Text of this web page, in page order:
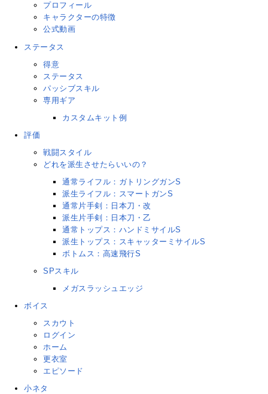
プロフィール
キャラクターの特徴
公式動画
ステータス
得意
ステータス
パッシブスキル
専用ギア
カスタムキット例
評価
戦闘スタイル
どれを派生させたらいいの？
通常ライフル：ガトリングガンS
派生ライフル：スマートガンS
通常片手剣：日本刀・改
派生片手剣：日本刀・乙
通常トップス：ハンドミサイルS
派生トップス：スキャッターミサイルS
ボトムス：高速飛行S
SPスキル
メガスラッシュエッジ
ボイス
スカウト
ログイン
ホーム
更衣室
エピソード
小ネタ